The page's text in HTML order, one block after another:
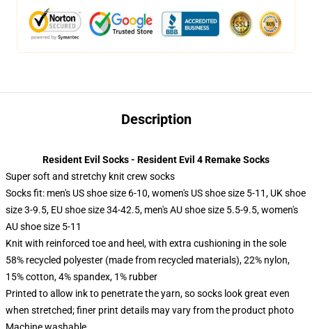
Description
Resident Evil Socks - Resident Evil 4 Remake Socks
Super soft and stretchy knit crew socks
Socks fit: men's US shoe size 6-10, women's US shoe size 5-11, UK shoe
size 3-9.5, EU shoe size 34-42.5, men's AU shoe size 5.5-9.5, women's
AU shoe size 5-11
Knit with reinforced toe and heel, with extra cushioning in the sole
58% recycled polyester (made from recycled materials), 22% nylon,
15% cotton, 4% spandex, 1% rubber
Printed to allow ink to penetrate the yarn, so socks look great even
when stretched; finer print details may vary from the product photo